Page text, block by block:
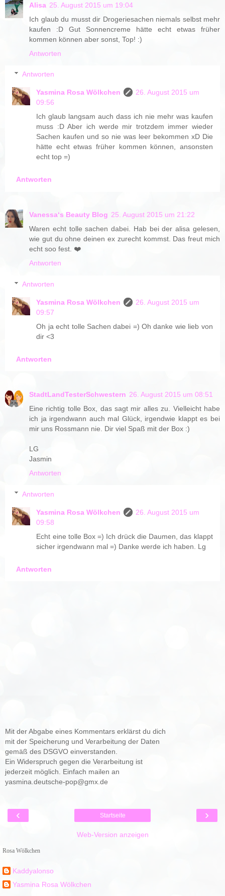
Alisa 25. August 2015 um 19:04
Ich glaub du musst dir Drogeriesachen niemals selbst mehr
kaufen :D Gut Sonnencreme hätte echt etwas früher
kommen können aber sonst, Top! :)
Antworten
Antworten
Yasmina Rosa Wölkchen
26. August 2015 um
09:56
Ich glaub langsam auch dass ich nie mehr was kaufen
muss :D Aber ich werde mir trotzdem immer wieder
Sachen kaufen und so nie was leer bekommen xD Die
hätte echt etwas früher kommen können, ansonsten
echt top =)
Antworten
Vanessa‘s Beauty Blog 25. August 2015 um 21:22
Waren echt tolle sachen dabei. Hab bei der alisa gelesen,
wie gut du ohne deinen ex zurecht kommst. Das freut mich
echt soo fest. ❤️
Antworten
Antworten
Yasmina Rosa Wölkchen
26. August 2015 um
09:57
Oh ja echt tolle Sachen dabei =) Oh danke wie lieb von
dir <3
Antworten
StadtLandTesterSchwestern 26. August 2015 um 08:51
Eine richtig tolle Box, das sagt mir alles zu. Vielleicht habe
ich ja irgendwann auch mal Glück, irgendwie klappt es bei
mir uns Rossmann nie. Dir viel Spaß mit der Box :)
LG
Jasmin
Antworten
Antworten
Yasmina Rosa Wölkchen
26. August 2015 um
09:58
Echt eine tolle Box =) Ich drück die Daumen, das klappt
sicher irgendwann mal =) Danke werde ich haben. Lg
Antworten
Mit der Abgabe eines Kommentars erklärst du dich
mit der Speicherung und Verarbeitung der Daten
gemäß des DSGVO einverstanden.
Ein Widerspruch gegen die Verarbeitung ist
jederzeit möglich. Einfach mailen an
yasmina.deutsche-pop@gmx.de
‹ ›
Startseite
Web-Version anzeigen
Rosa Wölkchen
Kaddyalonso
Yasmina Rosa Wölkchen